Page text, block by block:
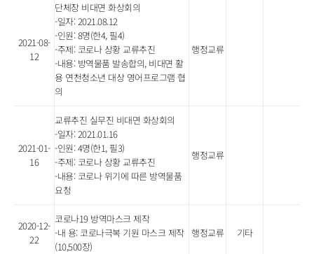
2021-08-
12
단체장 비대면 화상회의
-일자: 2021.08.12
-인원: 8명(한4, 필4)
-주제: 코로나 상황 교류추진
-내용: 방역물품 발송합의, 비대면 활
용 연천청소년 대상 영어프로그램 협
의
행정교류
2021-01-
16
교류추진 실무진 비대면 화상회의
-일자: 2021.01.16
-인원: 4명(한1, 필3)
-주제: 코로나 상황 교류추진
-내용: 코로나 위기에 따른 방역물품
요청
행정교류
2020-12-
22
코로나19 방역마스크 제작
-내 용: 코로나극복 기원 마스크 제작
(10,500장)
행정교류 기타